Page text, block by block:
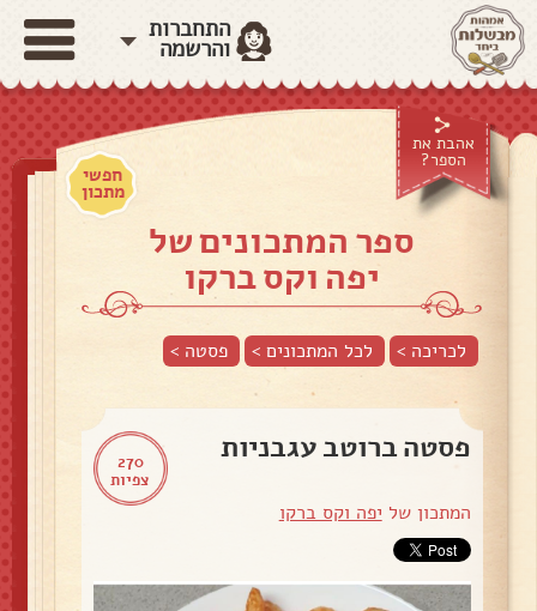
התחברות
והרשמה
אהבת את
הספר?
חפשי
מתכון
ספר המתכונים של
יפה וקס ברקו
לכריכה > לכל המתכונים > פסטה >
270
צפיות
פסטה ברוטב עגבניות
המתכון של יפה וקס ברקו